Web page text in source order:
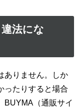
法にな
ありません。しか
ったりすると場合
BUYMA（通販サイ